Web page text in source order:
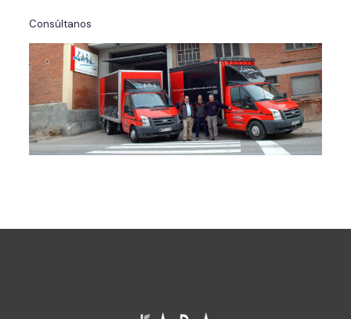
Consúltanos